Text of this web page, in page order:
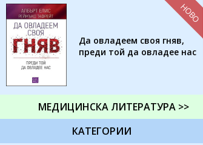
Да овладеем своя гняв,
преди той да овладее нас
НОВО
МЕДИЦИНСКА ЛИТЕРАТУРА >>
КАТЕГОРИИ